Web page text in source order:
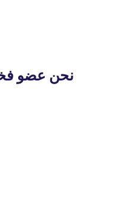
نحن عضو فخورون